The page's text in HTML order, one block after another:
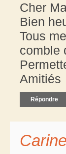
Cher
Bien
Tous
comble
Amitiés
Répondre
Carine